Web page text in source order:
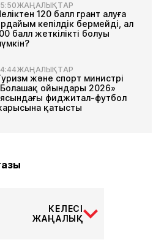
ЖАҢАЛЫҚТАР
120 балл грант алуға
кепілдік бермейді, ал
балл жеткілікті болуы
ЖАҢАЛЫҚТАР
және спорт министрі
ойындары 2026»
фиджитал-футбол
қатысты
КЕЛЕСІ
ЖАҢАЛЫҚ